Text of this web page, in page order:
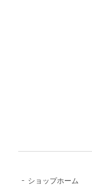
ショップホーム